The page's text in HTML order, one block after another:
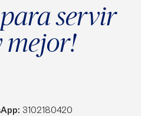
para servir
mejor!
3102180420